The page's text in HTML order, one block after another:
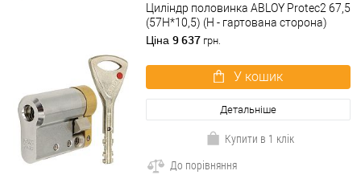
Циліндр половинка ABLOY Protec2 67,5
(57H*10,5) (H - гартована сторона)
хром матовий 3 ключа
Ціна 9 637 грн.
У кошик
Детальніше
Купити в 1 клік
До порівняння